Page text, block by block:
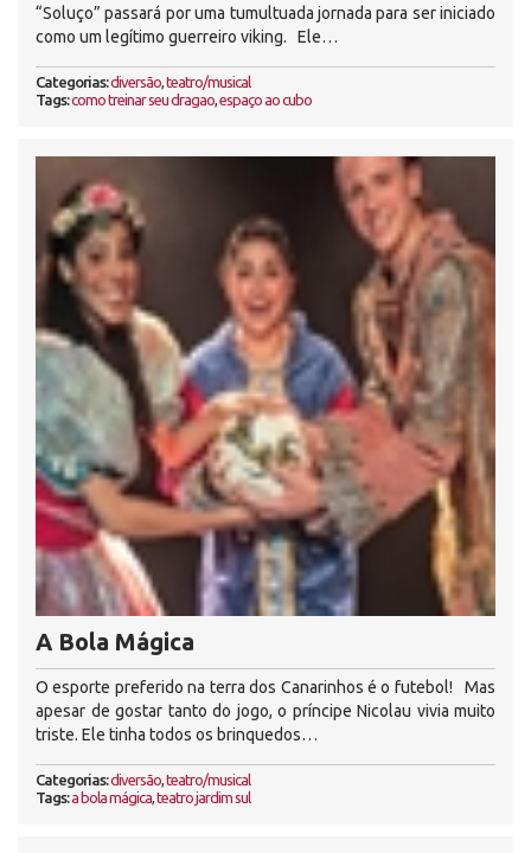
“Soluço” passará por uma tumultuada jornada para ser iniciado
como um legítimo guerreiro viking. Ele…
Categorias:diversão,teatro/musical
Tags:como treinar seu dragao,espaço ao cubo
A Bola Mágica
O esporte preferido na terra dos Canarinhos é o futebol! Mas
apesar de gostar tanto do jogo, o príncipe Nicolau vivia muito
triste. Ele tinha todos os brinquedos…
Categorias:diversão,teatro/musical
Tags:a bola mágica,teatro jardim sul